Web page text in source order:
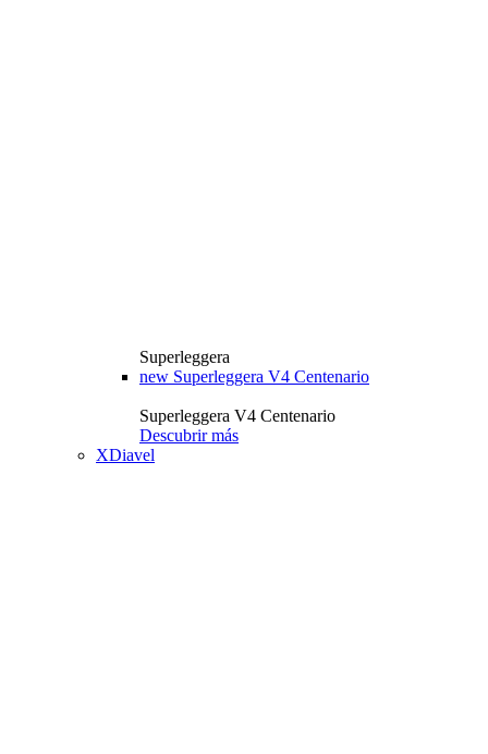
Superleggera
new Superleggera V4 Centenario
Superleggera V4 Centenario
Descubrir más
XDiavel